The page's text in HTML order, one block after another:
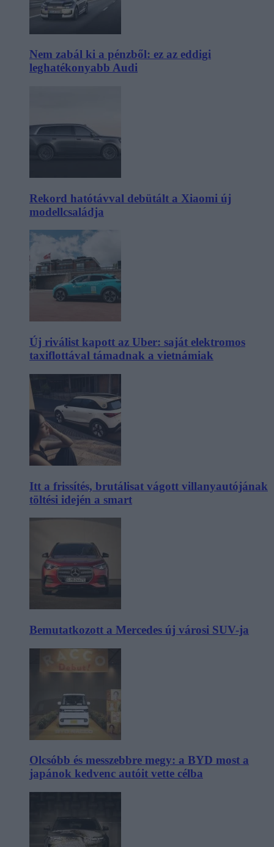
Nem zabál ki a pénzből: ez az eddigi
leghatékonyabb Audi
Rekord hatótávval debütált a Xiaomi új
modellcsaládja
Új riválist kapott az Uber: saját elektromos
taxiflottával támadnak a vietnámiak
Itt a frissítés, brutálisat vágott villanyautójának
töltési idején a smart
Bemutatkozott a Mercedes új városi SUV-ja
Olcsóbb és messzebbre megy: a BYD most a
japánok kedvenc autóit vette célba